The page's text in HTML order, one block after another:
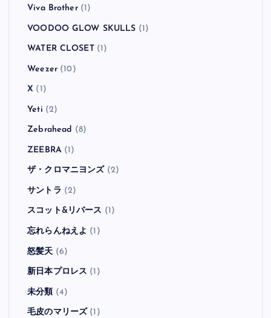
Viva Brother(1)
VOODOO GLOW SKULLS (1)
WATER CLOSET(1)
Weezer(10)
X (1)
Yeti (2)
Zebrahead (8)
ZEEBRA(1)
ザ・クロマニヨンズ (2)
サントラ (2)
スコット&リバース (1)
忘れらんねえよ (1)
怒髪天 (6)
新日本プロレス (1)
未分類 (4)
毛皮のマリーズ (1)